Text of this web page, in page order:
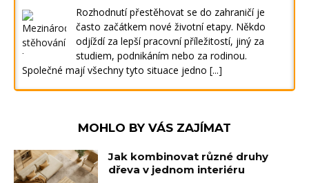
Rozhodnutí přestěhovat se do zahraničí je
často začátkem nové životní etapy. Někdo
odjíždí za lepší pracovní příležitostí, jiný za
studiem, podnikáním nebo za rodinou.
Společné mají všechny tyto situace jedno [...]
MOHLO BY VÁS ZAJÍMAT
Jak kombinovat různé druhy
dřeva v jednom interiéru